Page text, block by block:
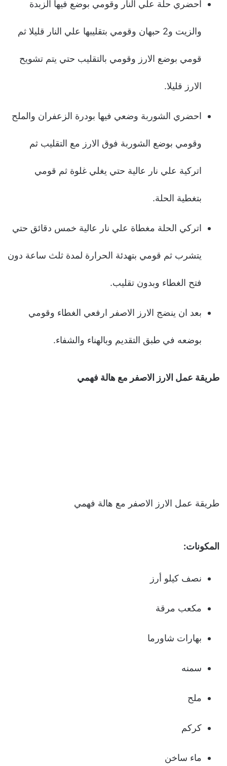
احضري حلة علي النار وقومي بوضع فيها الزبدة
والزيت و2 حبهان وقومي بتقليبها علي النار قليلا ثم
قومي بوضع الارز وقومي بالتقليب حتي يتم تشويح
الارز قليلا.
احضري الشوربة وضعي فيها بودرة الزعفران والملح
وقومي بوضع الشوربة فوق الارز مع التقليب ثم
اتركية علي نار عالية حتي يغلي غلوة ثم قومي
بتغطية الحلة.
اتركي الحلة مغطاة علي نار عالية خمس دقائق حتي
يتشرب ثم قومي بتهدئة الحرارة لمدة ثلث ساعة دون
فتح الغطاء وبدون تقليب.
بعد ان ينضج الارز الاصفر ارفعي الغطاء وقومي
بوضعه في طبق التقديم وبالهناء والشفاء.
طريقة عمل الارز الاصفر مع هالة فهمي
طريقة عمل الارز الاصفر مع هالة فهمي
المكونات:
نصف كيلو أرز
مكعب مرقة
بهارات شاورما
سمنه
ملح
كركم
ماء ساخن